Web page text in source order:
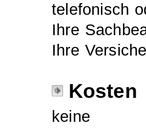
telefonisch
Ihre
Ihre
Kosten
keine